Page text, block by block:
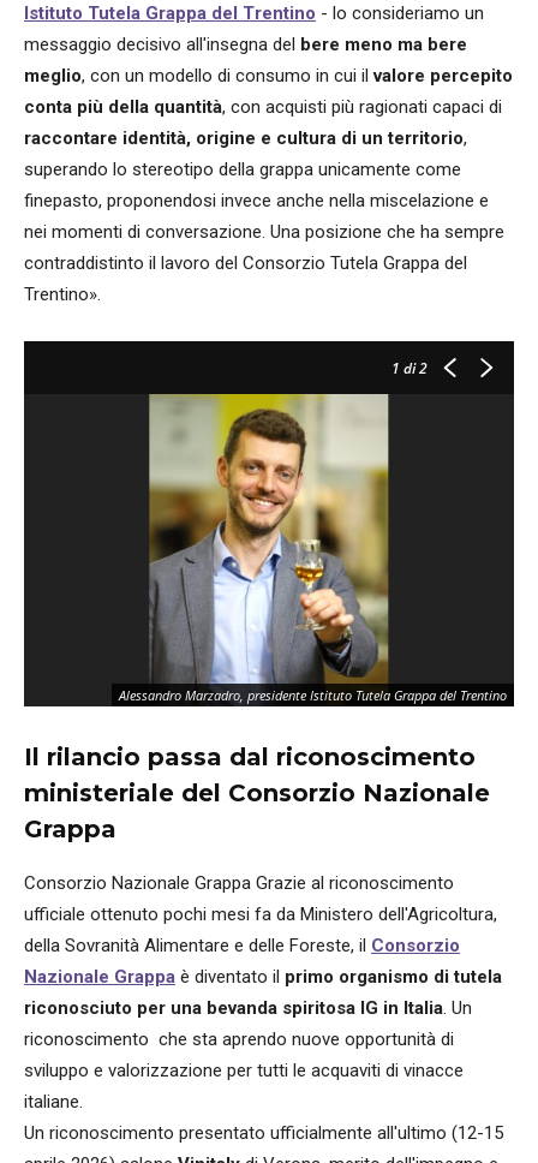
Istituto Tutela Grappa del Trentino - lo consideriamo un
messaggio decisivo all'insegna del bere meno ma bere
meglio, con un modello di consumo in cui ilvalore percepito
conta più della quantità, con acquisti più ragionati capaci di
raccontare identità, origine e cultura di un territorio,
superando lo stereotipo della grappa unicamente come
finepasto, proponendosi invece anche nella miscelazione e
nei momenti di conversazione. Una posizione che ha sempre
contraddistinto il lavoro del Consorzio Tutela Grappa del
Trentino».
1 di 2
Alessandro Marzadro, presidente Istituto Tutela Grappa del Trentino
Il rilancio passa dal riconoscimento
ministeriale del Consorzio Nazionale
Grappa
Consorzio Nazionale Grappa Grazie al riconoscimento
ufficiale ottenuto pochi mesi fa da Ministero dell'Agricoltura,
della Sovranità Alimentare e delle Foreste, il Consorzio
Nazionale Grappa è diventato il primo organismo di tutela
riconosciuto per una bevanda spiritosa IG in Italia . Un
riconoscimento che sta aprendo nuove opportunità di
sviluppo e valorizzazione per tutti le acquaviti di vinacce
italiane.
Un riconoscimento presentato ufficialmente all'ultimo (12-15